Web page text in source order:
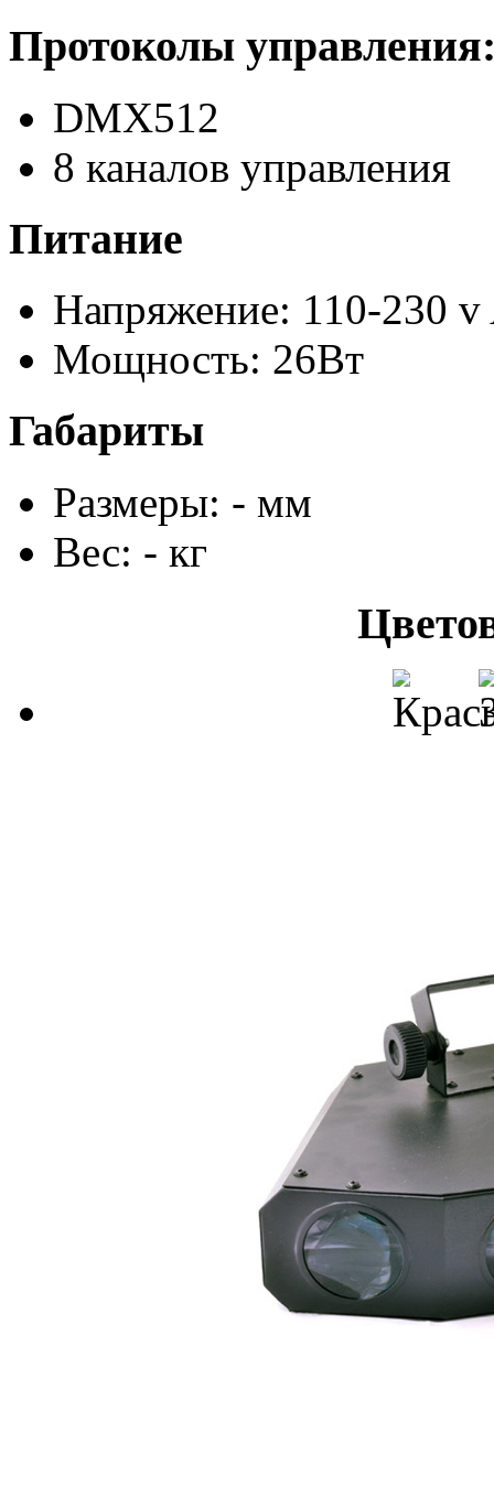
Протоколы
DMX512
8 каналов управления
Питание
Напряжение: 110-230 v
Мощность: 26Вт
Габариты
Размеры: - мм
Вес: - кг